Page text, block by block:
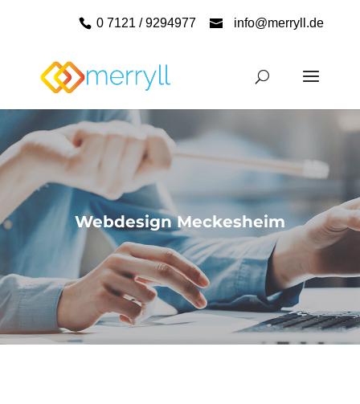
0 7121 / 9294977 info@merryll.de
Webdesign Meckesheim